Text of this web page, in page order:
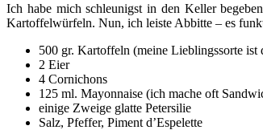
Ich habe mich schleunigst in den Keller
Kartoffelwürfeln. Nun, ich leiste Abbitte – es
500 gr. Kartoffeln (meine Lieblingssorte
2 Eier
4 Cornichons
125 ml. Mayonnaise (ich mache oft
einige Zweige glatte Petersilie
Salz, Pfeffer, Piment d’Espelette